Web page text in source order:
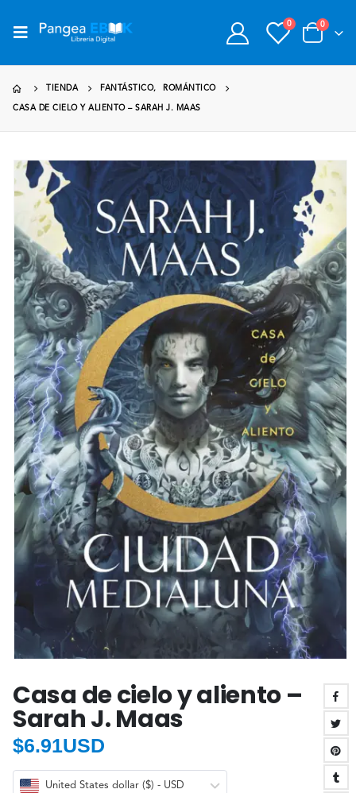
0 0
TIENDA FANTÁSTICO, ROMÁNTICO
CASA DE CIELO Y ALIENTO – SARAH J. MAAS
Casa de cielo y aliento –
Sarah J. Maas
$6.91USD
United States dollar ($) - USD